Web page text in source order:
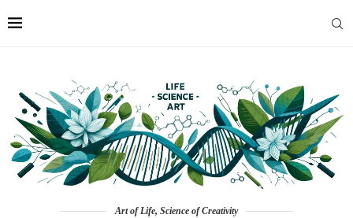
Art of Life, Science of Creativity